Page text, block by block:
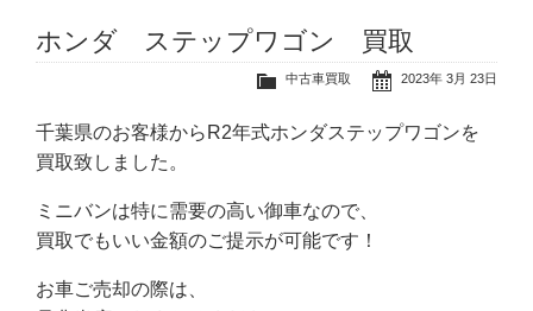
ホンダ ステップワゴン 買取
2023年 3月 23日
中古車買取
千葉県のお客様からR2年式ホンダステップワゴンを
買取致しました。
ミニバンは特に需要の高い御車なので、
買取でもいい金額のご提示が可能です！
お車ご売却の際は、